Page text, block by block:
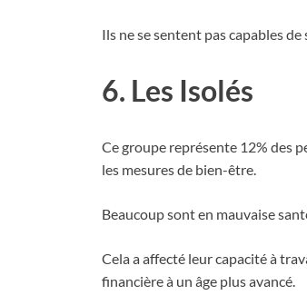
Ils ne se sentent pas capables
6. Les Isolés
Ce groupe représente 12% des
les mesures de bien-être.
Beaucoup sont en mauvaise
Cela a affecté leur capacité à
financière à un âge plus avancé.